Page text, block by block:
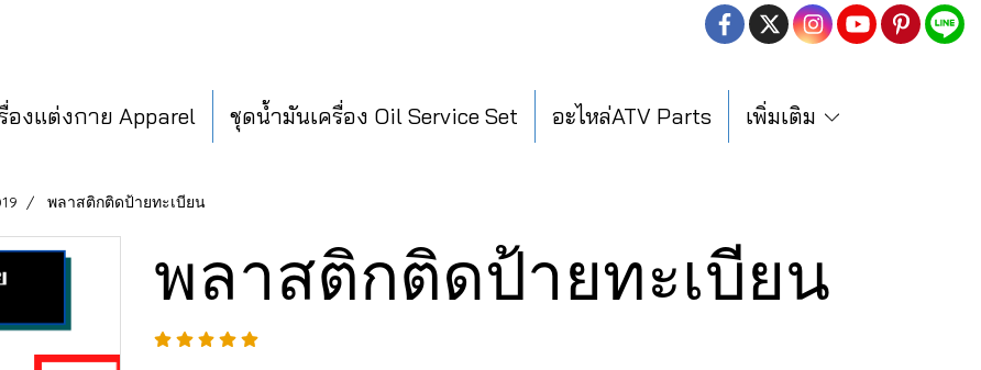
องแต่งกาย Apparel ชุดน้ำมันเครื่อง Oil Service Set อะไหล่ATV Parts เพิ่มเติม
พลาสติกติดป้ายทะเบียน
พลาสติกติดป้ายทะเบียน